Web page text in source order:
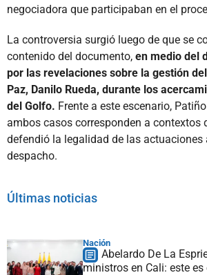
negociadora que participaban en el
La controversia surgió luego de que se
contenido del documento, en medio del
por las revelaciones sobre la gestión
Paz, Danilo Rueda, durante los
del Golfo. Frente a este escenario,
ambos casos corresponden a contextos
defendió la legalidad de las actuaciones
despacho.
Últimas noticias
Nación
Abelardo De La
ministros en Cali: este